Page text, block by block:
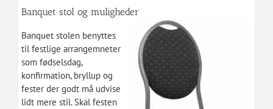
Banquet stol og muligheder
Banquet stolen benyttes
til festlige arrangemneter
som fødselsdag,
konfirmation, bryllup og
fester der godt må udvise
lidt mere stil. Skal festen